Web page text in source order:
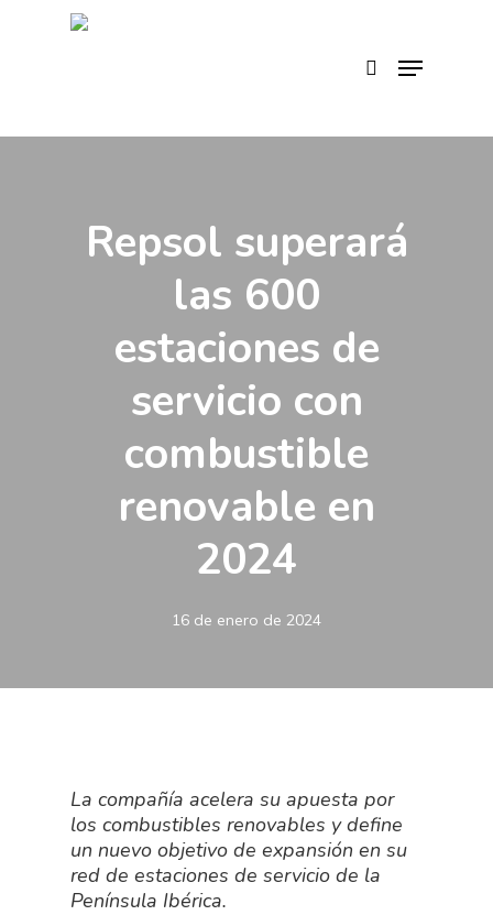
Menu
Repsol superará
las 600
estaciones de
servicio con
combustible
renovable en
2024
16 de enero de 2024
La compañía acelera su apuesta por
los combustibles renovables y define
un nuevo objetivo de expansión en su
red de estaciones de servicio de la
Península Ibérica.